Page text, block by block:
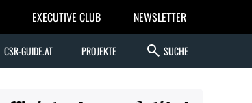
EXECUTIVE CLUB NEWSLETTER
CSR-GUIDE.AT PROJEKTE search SUCHE